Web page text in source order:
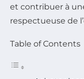
et contribuer à
respectueuse de
Table of Contents